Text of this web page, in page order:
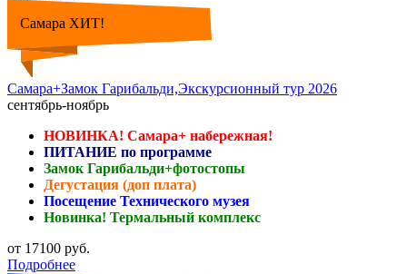
Самара ХИТ!
Самара+Замок Гарибальди,Экскурсионный тур 2026
сентябрь-ноябрь
НОВИНКА! Самара+ набережная!
ПИТАНИЕ по программе
Замок Гарибальди+фотостопы
Дегустация (доп плата)
Посещение Технического музея
Новинка! Термальный комплекс
от 17100 руб.
Подробнее